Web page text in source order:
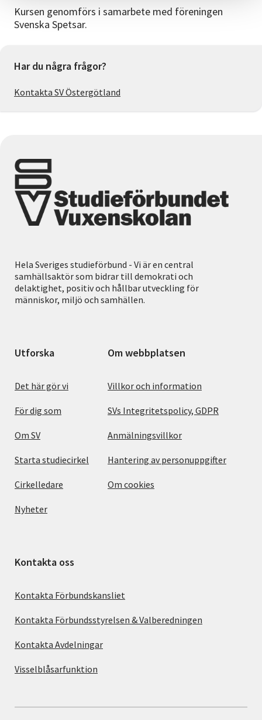
Kursen genomförs i samarbete med föreningen
Svenska Spetsar.
Har du några frågor?
Kontakta SV Östergötland
Hela Sveriges studieförbund - Vi är en central
samhällsaktör som bidrar till demokrati och
delaktighet, positiv och hållbar utveckling för
människor, miljö och samhällen.
Utforska
Det här gör vi
För dig som
Om SV
Starta studiecirkel
Cirkelledare
Nyheter
Om webbplatsen
Villkor och information
SVs Integritetspolicy, GDPR
Anmälningsvillkor
Hantering av personuppgifter
Om cookies
Kontakta oss
Kontakta Förbundskansliet
Kontakta Förbundsstyrelsen & Valberedningen
Kontakta Avdelningar
Visselblåsarfunktion